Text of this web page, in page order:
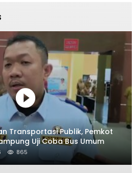
Transportasi Publik, Pemkot
Uji Coba Bus Umum
865